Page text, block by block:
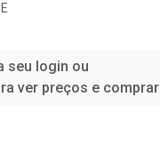
seu login ou
ver preços e comprar